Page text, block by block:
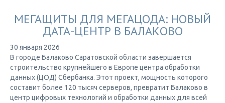
МЕГАЩИТЫ ДЛЯ МЕГАЦОДА: НОВЫЙ
ДАТА-ЦЕНТР В БАЛАКОВО
30 января 2026
В городе Балаково Саратовской области завершается
строительство крупнейшего в Европе центра обработки
данных (ЦОД) Сбербанка. Этот проект, мощность которого
составит более 120 тысяч серверов, превратит Балаково в
центр цифровых технологий и обработки данных для всей